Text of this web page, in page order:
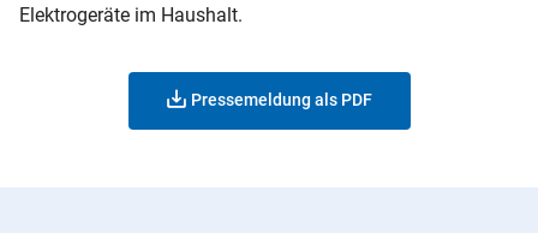
Elektrogeräte im Haushalt.
Pressemeldung als PDF